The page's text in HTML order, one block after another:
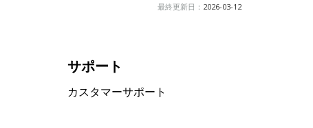
最終更新日： 2026-03-12
サポート
カスタマーサポート